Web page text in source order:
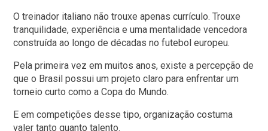
O treinador italiano não trouxe apenas currículo. Trouxe
tranquilidade, experiência e uma mentalidade vencedora
construída ao longo de décadas no futebol europeu.
Pela primeira vez em muitos anos, existe a percepção de
que o Brasil possui um projeto claro para enfrentar um
torneio curto como a Copa do Mundo.
E em competições desse tipo, organização costuma
valer tanto quanto talento.